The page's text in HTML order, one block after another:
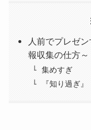
人前でプレゼ
報収集の仕方～
集めすぎ
『知り過ぎ』